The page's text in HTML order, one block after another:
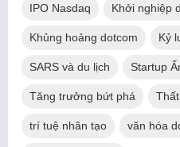
IPO Nasdaq Khởi nghiệp
Khủng hoảng dotcom Kỷ
SARS và du lịch Startup
Tăng trưởng bứt phá
trí tuệ nhân tạo văn hóa